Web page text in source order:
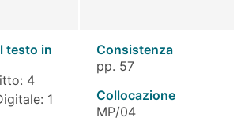
testo in
4
1
Consistenza
pp. 57
Collocazione
MP/04